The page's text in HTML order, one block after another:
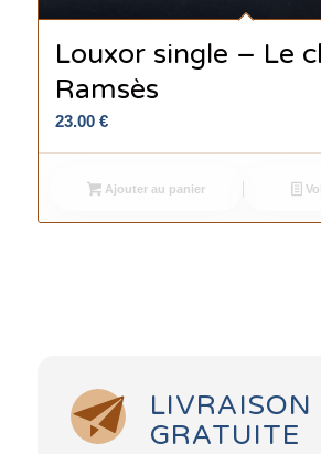
Louxor single – Le
Ramsès
23.00 €
Ajouter au panier
LIVRAISON
GRATUITE